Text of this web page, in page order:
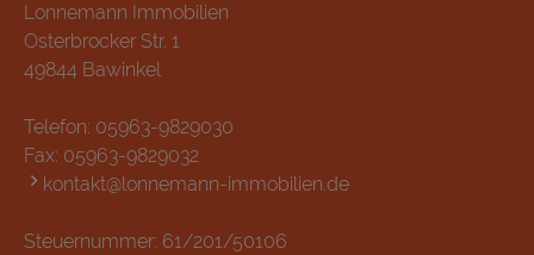
Lonnemann Immobilien
Osterbrocker Str. 1
49844 Bawinkel
Telefon: 05963-9829030
Fax: 05963-9829032
kontakt@lonnemann-immobilien.de
Steuernummer: 61/201/50106